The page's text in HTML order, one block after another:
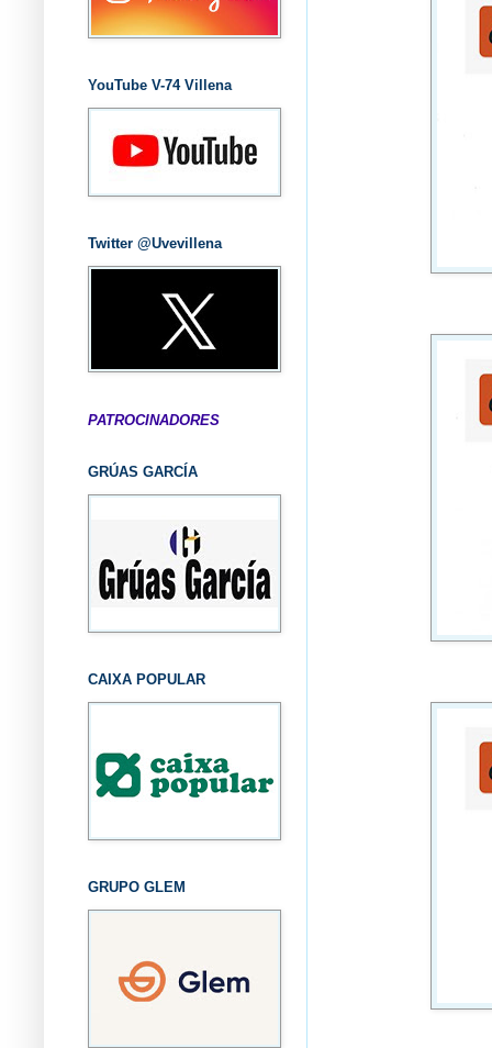
YouTube V-74 Villena
Twitter @Uvevillena
PATROCINADORES
GRÚAS GARCÍA
CAIXA POPULAR
GRUPO GLEM